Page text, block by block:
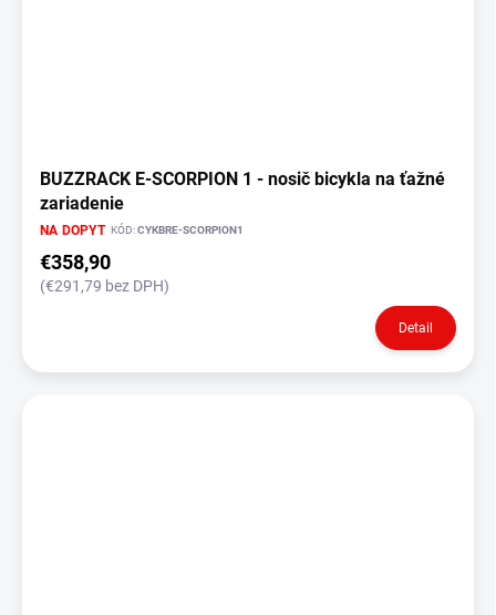
BUZZRACK E-SCORPION 1 - nosič bicykla na ťažné
zariadenie
NA DOPYT KÓD:CYKBRE-SCORPION1
€358,90
(€291,79 bez DPH)
Detail